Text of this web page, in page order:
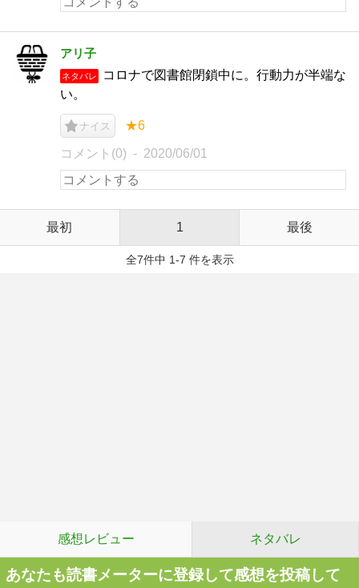
アリ子
ネタバレ
コロナで図書館閉鎖中に。行動力が半端な
い。
ナイス ★6
コメント(0) 2020/06/01
最初 1 最後
全7件中 1-7 件を表示
感想レビュー ネタバレ
あなたも読書メーターに登録して感想を投稿して